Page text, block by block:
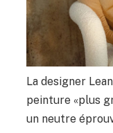
La designer
peinture «plus
un neutre